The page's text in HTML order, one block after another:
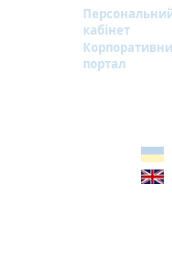
кабінет
портал